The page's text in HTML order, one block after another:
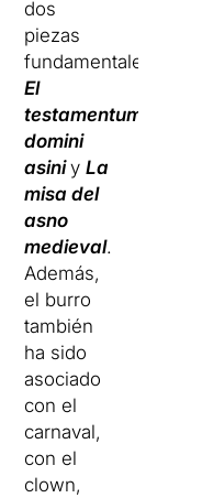
dos
piezas
fundamentales:
El
testamentum
domini
asini yLa
misa del
asno
medieval.
Además,
el burro
también
ha sido
asociado
con el
carnaval,
con el
clown,